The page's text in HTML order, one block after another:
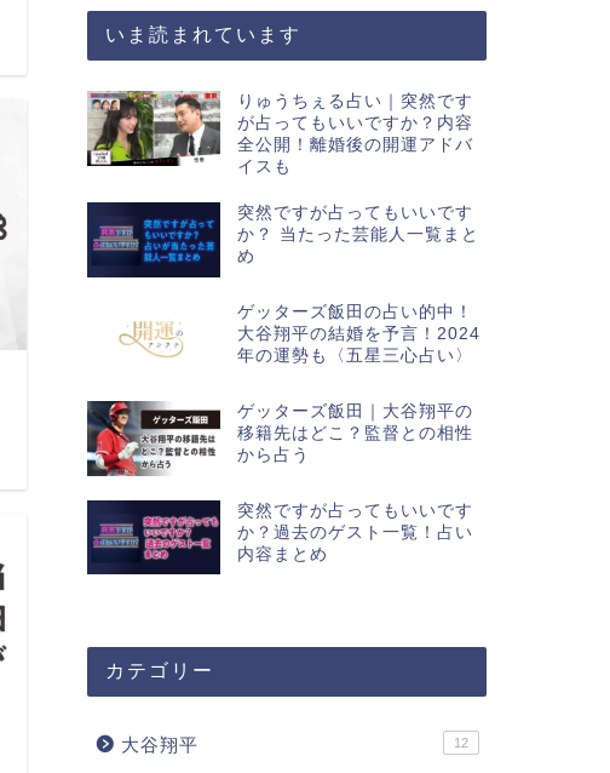
いま読まれています
りゅうちぇる占い｜突然です
が占ってもいいですか？内容
全公開！離婚後の開運アドバ
イスも
突然ですが占ってもいいです
か？ 当たった芸能人一覧まと
め
ゲッターズ飯田の占い的中！
大谷翔平の結婚を予言！2024
年の運勢も〈五星三心占い〉
ゲッターズ飯田｜大谷翔平の
移籍先はどこ？監督との相性
から占う
突然ですが占ってもいいです
か？過去のゲスト一覧！占い
内容まとめ
カテゴリー
大谷翔平 12